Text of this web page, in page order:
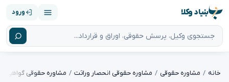
بنیاد وکلا ورود
خانه مشاوره حقوقی مشاوره حقوقی انحصار وراثت مشاوره حقوقی گواهی